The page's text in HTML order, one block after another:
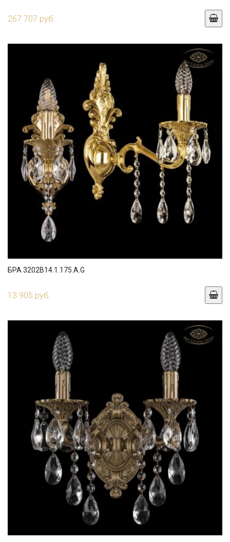
267 707 руб.
БРА 3202B14.1.175.A.G
13 905 руб.